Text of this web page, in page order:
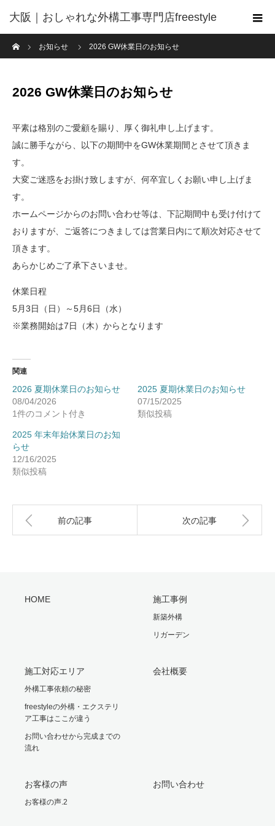
大阪｜おしゃれな外構工事専門店freestyle
お知らせ
2026 GW休業日のお知らせ
2026 GW休業日のお知らせ
平素は格別のご愛顧を賜り、厚く御礼申し上げます。
誠に勝手ながら、以下の期間中をGW休業期間とさせて頂きま
す。
大変ご迷惑をお掛け致しますが、何卒宜しくお願い申し上げま
す。
ホームページからのお問い合わせ等は、下記期間中も受け付けて
おりますが、ご返答につきましては営業日内にて順次対応させて
頂きます。
あらかじめご了承下さいませ。
休業日程
5月3日（日）～5月6日（水）
※業務開始は7日（木）からとなります
関連
2026 夏期休業日のお知らせ
08/04/2026
1件のコメント付き
2025 夏期休業日のお知らせ
07/15/2025
類似投稿
2025 年末年始休業日のお知
らせ
12/16/2025
類似投稿
前の記事 次の記事
HOME 施工事例
新築外構
リガーデン
施工対応エリア
外構工事依頼の秘密
freestyleの外構・エクステリ
ア工事はここが違う
お問い合わせから完成までの
流れ
会社概要
お客様の声
お客様の声.2
お問い合わせ